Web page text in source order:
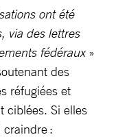
ont été
via des lettres
fédéraux»
des
réfugiées et
ciblées. Si elles
craindre :